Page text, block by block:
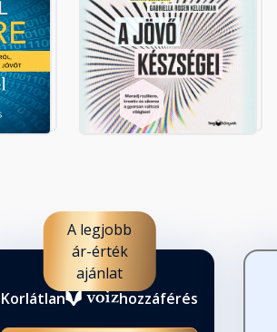
A legjobb
ár-érték
ajánlat
Korlátlan
hozzáférés